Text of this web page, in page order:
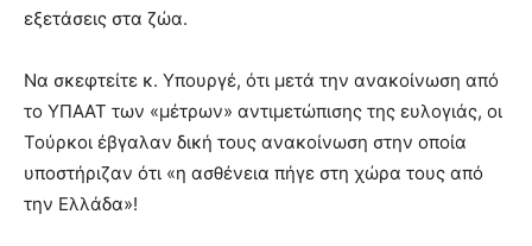
εξετάσεις στα ζώα.
Να σκεφτείτε κ. Υπουργέ, ότι μετά την ανακοίνωση από
το ΥΠΑΑΤ των «μέτρων» αντιμετώπισης της ευλογιάς, οι
Τούρκοι έβγαλαν δική τους ανακοίνωση στην οποία
υποστήριζαν ότι «η ασθένεια πήγε στη χώρα τους από
την Ελλάδα»!